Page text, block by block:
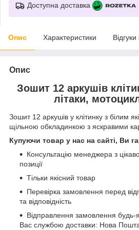
Доступна доставка
Опис Характеристики
Опис
Зошит 12 аркушів
літаки,
Зошит 12 аркушів у клітинку з білим
щільною обкладинкою з яскравими
Купуючи товар у нас на сайті, Ви
Консультацію менеджера з
позиції
Тільки якісний товар
Перевірка замовлення перед
та відповідність
Відправлення замовлення
Вас службою доставки: Нова